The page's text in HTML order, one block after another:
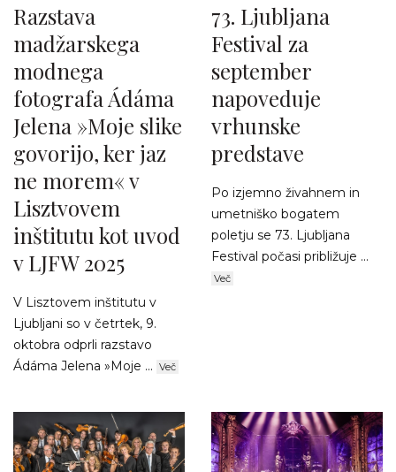
Razstava
madžarskega
modnega
fotografa Ádáma
Jelena »Moje slike
govorijo, ker jaz
ne morem« v
Lisztvovem
inštitutu kot uvod
v LJFW 2025
V Lisztovem inštitutu v
Ljubljani so v četrtek, 9.
oktobra odprli razstavo
Ádáma Jelena »Moje ... Več
73. Ljubljana
Festival za
september
napoveduje
vrhunske
predstave
Po izjemno živahnem in
umetniško bogatem
poletju se 73. Ljubljana
Festival počasi približuje ...
Več